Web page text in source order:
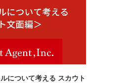
について考える スカウト